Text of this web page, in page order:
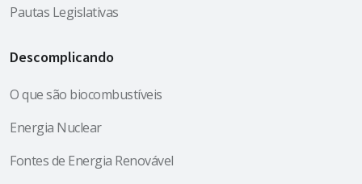
Pautas Legislativas
Descomplicando
O que são biocombustíveis
Energia Nuclear
Fontes de Energia Renovável